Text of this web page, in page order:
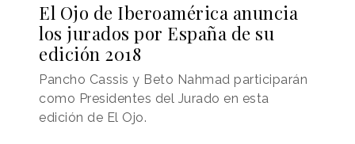
El Ojo de Iberoamérica anuncia
los jurados por España de su
edición 2018
Pancho Cassis y Beto Nahmad participarán
como Presidentes del Jurado en esta
edición de El Ojo.